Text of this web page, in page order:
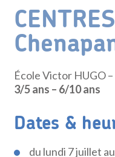
École Victor HUGO
3/5 ans – 6/10 ans
Dates &
du lundi 7 juillet